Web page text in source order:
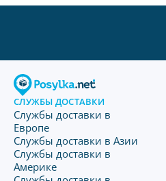
СЛУЖБЫ ДОСТАВКИ
Службы доставки в
Европе
Службы доставки в Азии
Службы доставки в
Америке